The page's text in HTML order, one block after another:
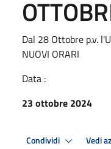
Dal 28 Ottobre p.v.
NUOVI ORARI
Data :
23 ottobre 2024
Condividi Vedi